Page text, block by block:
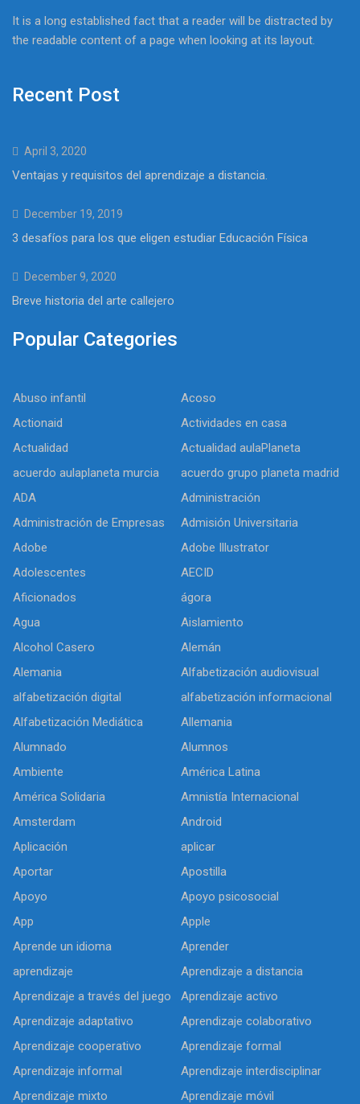
It is a long established fact that a reader will be distracted by
the readable content of a page when looking at its layout.
Recent Post
April 3, 2020
Ventajas y requisitos del aprendizaje a distancia.
December 19, 2019
3 desafíos para los que eligen estudiar Educación Física
December 9, 2020
Breve historia del arte callejero
Popular Categories
Abuso infantil
Acoso
Actionaid
Actividades en casa
Actualidad
Actualidad aulaPlaneta
acuerdo aulaplaneta murcia
acuerdo grupo planeta madrid
ADA
Administración
Administración de Empresas
Admisión Universitaria
Adobe
Adobe Illustrator
Adolescentes
AECID
Aficionados
ágora
Agua
Aislamiento
Alcohol Casero
Alemán
Alemania
Alfabetización audiovisual
alfabetización digital
alfabetización informacional
Alfabetización Mediática
Allemania
Alumnado
Alumnos
Ambiente
América Latina
América Solidaria
Amnistía Internacional
Amsterdam
Android
Aplicación
aplicar
Aportar
Apostilla
Apoyo
Apoyo psicosocial
App
Apple
Aprende un idioma
Aprender
aprendizaje
Aprendizaje a distancia
Aprendizaje a través del juego
Aprendizaje activo
Aprendizaje adaptativo
Aprendizaje colaborativo
Aprendizaje cooperativo
Aprendizaje formal
Aprendizaje informal
Aprendizaje interdisciplinar
Aprendizaje mixto
Aprendizaje móvil